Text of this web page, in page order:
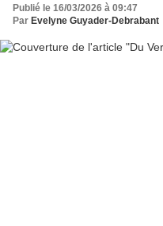
Publié le 16/03/2026 à 09:47
Par Evelyne Guyader-Debrabant